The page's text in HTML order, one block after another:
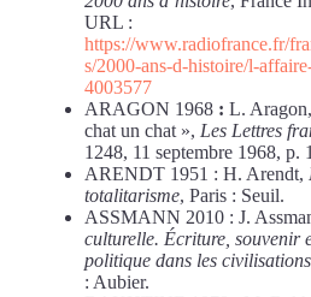
URL :
https://www.radiofrance.fr/
s/2000-ans-d-histoire/l-
4003577
ARAGON 1968 : L.
chat un chat », Les Lettres
1248, 11 septembre 1968, p.
ARENDT 1951 : H. Arendt,
totalitarisme, Paris : Seuil.
ASSMANN 2010 : J.
culturelle. Écriture, souvenir
politique dans les
: Aubier.